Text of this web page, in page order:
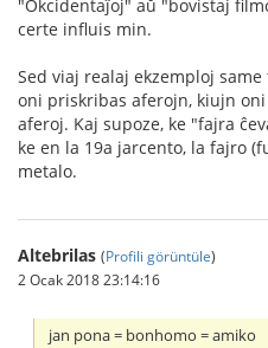
"Okcidentaĵoj" aŭ "bovistaj
certe influis min.
Sed viaj realaj ekzemploj
oni priskribas aferojn, kiujn
aferoj. Kaj supoze, ke "fajra
ke en la 19a jarcento, la fajro
metalo.
Altebrilas (Profili görüntüle)
2 Ocak 2018 23:14:16
jan pona = bonhomo = amiko